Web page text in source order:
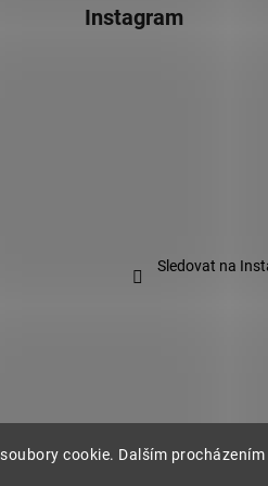
cookie. Dalším
Instagram
Sledovat na
vyhrazena.